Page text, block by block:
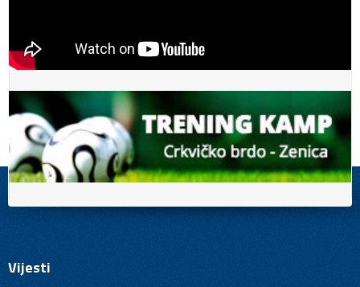
Vijesti